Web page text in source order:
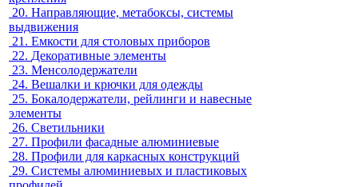
20. Направляющие, метабоксы, системы
выдвижения
21. Емкости для столовых приборов
22. Декоративные элементы
23. Менсолодержатели
24. Вешалки и крючки для одежды
25. Бокалодержатели, рейлинги и навесные
элементы
26. Светильники
27. Профили фасадные алюминиевые
28. Профили для каркасных конструкций
29. Системы алюминиевых и пластиковых